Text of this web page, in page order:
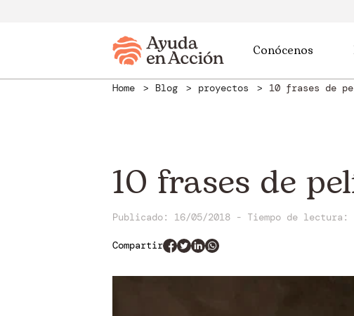
Conócenos
Home Blog proyectos 10 frases de
10 frases de
Publicado: 16/05/2018 - Tiempo de lectura:
Compartir